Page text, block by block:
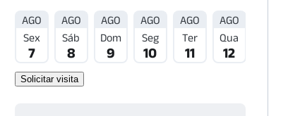
AGO
Sex
7
AGO
Sáb
8
AGO
Dom
9
AGO
Seg
10
AGO
Ter
11
AGO
Qua
12
Solicitar visita